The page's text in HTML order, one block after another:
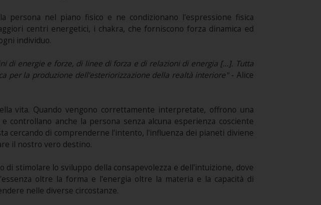
nel piano fisico e ne condizionano l'espressione fisica
centri energetici, i chakra, che forniscono forza dinamica ed
individuo.
di energie e forze, di linee di forza e di relazioni di energia [...]. Tutta
per la produzione dell'esteriorizzazione della realtà interiore"- Alice
vita. Quando vengono correttamente interpretate, offrono una
controllano anche la persona senza alcuna esperienza cosciente
cercando di comprenderne l'intento, l'influenza dei pianeti diviene
il nostro vero destino.
stimolare lo sviluppo della consapevolezza e dell'intuizione, dove
oltre la forma e l'energia oltre la materia e la capacità di
nelle diverse circostanze.